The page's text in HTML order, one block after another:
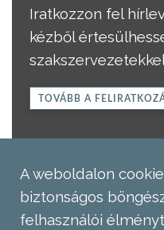
Iratkozzon fel
kézből
TOVÁBB A
A weboldalon
biztonságos
felhasználói